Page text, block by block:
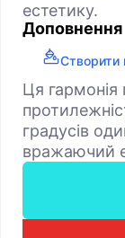
естетику.
Доповнення
Створити
Ця
градусів
вражаючий